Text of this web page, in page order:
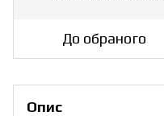
До обраного
Опис